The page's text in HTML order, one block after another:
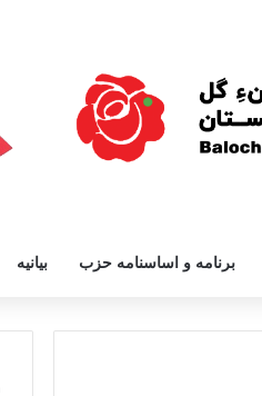
برنامه و اساسنامه حزب بیانیه